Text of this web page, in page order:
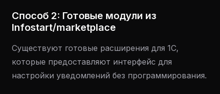
Способ 2: Готовые модули из
Infostart/marketplace
Существуют готовые расширения для 1С,
которые предоставляют интерфейс для
настройки уведомлений без программирования.